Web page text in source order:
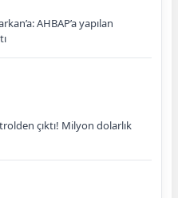
AHBAP’a yapılan
çıktı! Milyon dolarlık